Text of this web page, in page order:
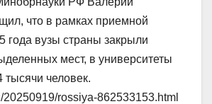
что в рамках приемной
года вузы страны закрыли
мест, в университеты
тысячи человек.
20250919/rossiya-862533153.html